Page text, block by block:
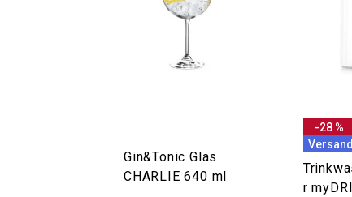
Gin&Tonic Glas
CHARLIE 640 ml
-28 %
r